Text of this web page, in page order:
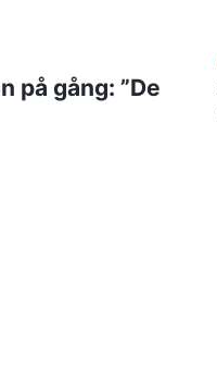
på gång: ”De